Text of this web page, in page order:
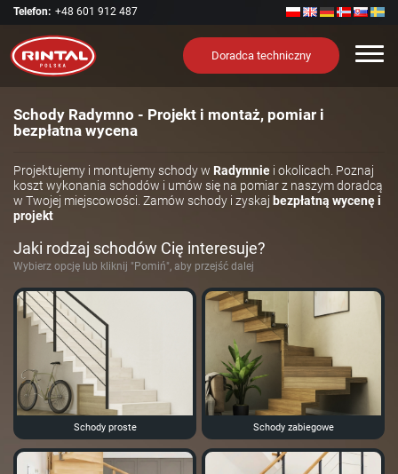
Telefon: +48 601 912 487
Doradca techniczny
Schody Radymno - Projekt i montaż, pomiar i
bezpłatna wycena
Projektujemy i montujemy schody w Radymnie i okolicach. Poznaj
koszt wykonania schodów i umów się na pomiar z naszym doradcą
w Twojej miejscowości. Zamów schody i zyskaj bezpłatną wycenę i
projekt
Jaki rodzaj schodów Cię interesuje?
Wybierz opcję lub kliknij "Pomiń", aby przejść dalej
Schody proste Schody zabiegowe